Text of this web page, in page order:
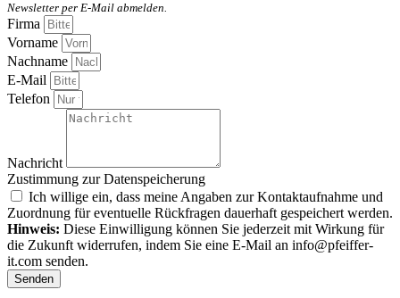
Newsletter per E-Mail abmelden.
Firma
Vorname
Nachname
E-Mail
Telefon
Nachricht
Zustimmung zur Datenspeicherung
Ich willige ein, dass meine Angaben zur Kontaktaufnahme und
Zuordnung für eventuelle Rückfragen dauerhaft gespeichert werden.
Hinweis: Diese Einwilligung können Sie jederzeit mit Wirkung für
die Zukunft widerrufen, indem Sie eine E-Mail an info@pfeiffer-
it.com senden.
Senden